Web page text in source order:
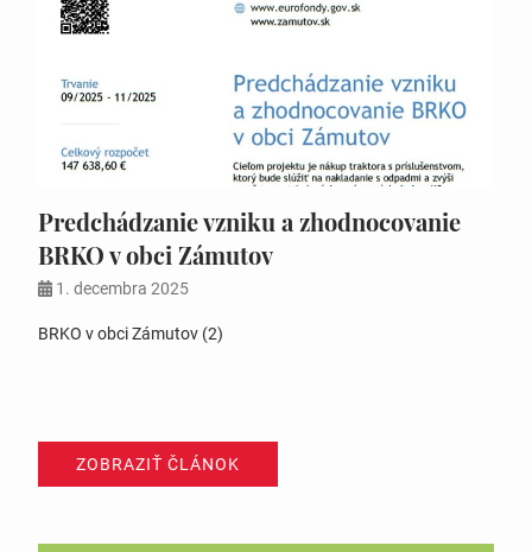
Predchádzanie vzniku a zhodnocovanie
BRKO v obci Zámutov
1. decembra 2025
BRKO v obci Zámutov (2)
ZOBRAZIŤ ČLÁNOK